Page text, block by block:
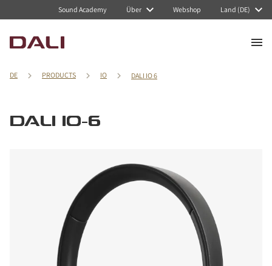
Sound Academy Über Webshop Land (DE)
DE PRODUCTS IO DALI IO 6
DALI IO-6